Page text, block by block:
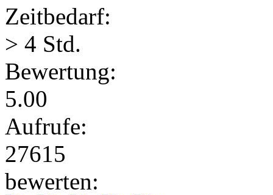
Zeitbedarf:
> 4 Std.
Bewertung:
5.00
Aufrufe:
27615
bewerten: